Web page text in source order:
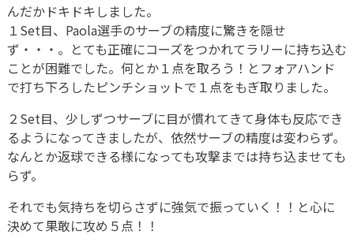
んだかドキドキしました。
１Set目、Paola選手のサーブの精度に驚きを隠せ
ず・・・。とても正確にコーズをつかれてラリーに持ち込む
ことが困難でした。何とか１点を取ろう！とフォアハンド
で打ち下ろしたピンチショットで１点をもぎ取りました。
２Set目、少しずつサーブに目が慣れてきて身体も反応でき
るようになってきましたが、依然サーブの精度は変わらず。
なんとか返球できる様になっても攻撃までは持ち込ませても
らず。
それでも気持ちを切らさずに強気で振っていく！！と心に
決めて果敢に攻め５点！！